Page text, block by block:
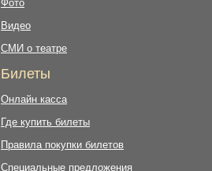
Фото
Видео
СМИ о театре
Билеты
Онлайн касса
Где купить билеты
Правила покупки билетов
Специальные предложения